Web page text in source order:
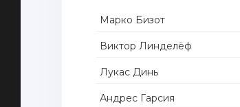
Марко Бизот
Виктор Линделёф
Лукас Динь
Андрес Гарсия